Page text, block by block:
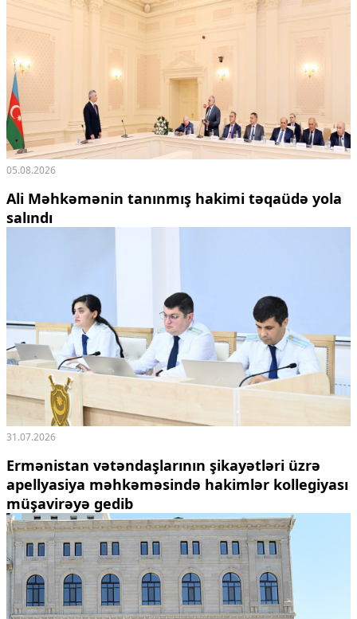
05.08.2026
Ali Məhkəmənin tanınmış hakimi təqaüdə yola
salındı
31.07.2026
Ermənistan vətəndaşlarının şikayətləri üzrə
apellyasiya məhkəməsində hakimlər kollegiyası
müşavirəyə gedib